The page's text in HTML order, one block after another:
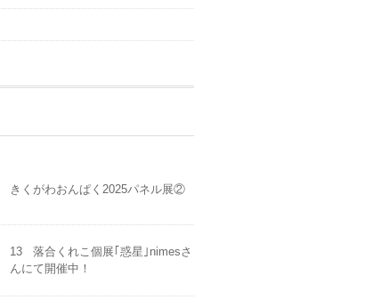
きくがわおんぱく2025パネル展②
13 落合くれこ個展｢惑星｣nimesさ
んにて開催中！